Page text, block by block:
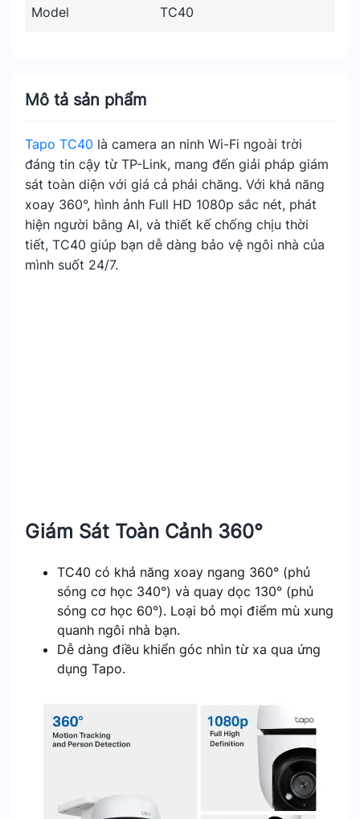
Mô tả sản phẩm
Tapo TC40 là camera an ninh Wi-Fi ngoài trời
đáng tin cậy từ TP-Link, mang đến giải pháp giám
sát toàn diện với giá cả phải chăng. Với khả năng
xoay 360°, hình ảnh Full HD 1080p sắc nét, phát
hiện người bằng AI, và thiết kế chống chịu thời
tiết, TC40 giúp bạn dễ dàng bảo vệ ngôi nhà của
mình suốt 24/7.
Giám Sát Toàn Cảnh 360°
TC40 có khả năng xoay ngang 360° (phủ
sóng cơ học 340°) và quay dọc 130° (phủ
sóng cơ học 60°). Loại bỏ mọi điểm mù xung
quanh ngôi nhà bạn.
Dễ dàng điều khiển góc nhìn từ xa qua ứng
dụng Tapo.
Model
TC40